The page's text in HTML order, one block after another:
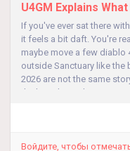
U4GM Explains
If you've ever sat there
it feels a bit daft. You're
maybe move a few diablo
outside Sanctuary like the
2026 are not the same
the launch-window mess
Войдите, чтобы